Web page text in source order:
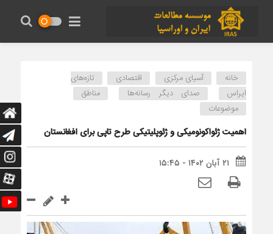
خانه آسیای مرکزی اقتصادی
تازه‌های
ایراس
صدای دیگر رسانه‌ها
مناطق
موضوعات
اهمیت ژئواکونومیکی و ژئوپلیتیکی طرح تاپی برای افغانستان
۲۱ آبان ۱۴۰۲ - ۱۵:۴۵